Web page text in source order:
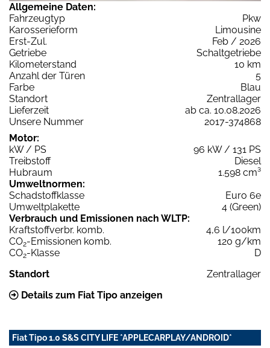
Allgemeine Daten:
Fahrzeugtyp
Pkw
Karosserieform
Limousine
Erst-Zul.
Feb / 2026
Getriebe
Schaltgetriebe
Kilometerstand
10 km
Anzahl der Türen
5
Farbe
Blau
Standort
Zentrallager
Lieferzeit
ab ca. 10.08.2026
Unsere Nummer
2017-374868
Motor:
kW / PS
96 kW / 131 PS
Treibstoff
Diesel
Hubraum
1.598 cm³
Umweltnormen:
Schadstoffklasse
Euro 6e
Umweltplakette
4 (Green)
Verbrauch und Emissionen nach WLTP:
Kraftstoffverbr. komb.
4,6 l/100km
CO2-Emissionen komb.
120 g/km
CO2-Klasse
D
Standort
Zentrallager
Details zum Fiat Tipo anzeigen
Fiat Tipo 1.0 S&S CITY LIFE *APPLECARPLAY/ANDROID*